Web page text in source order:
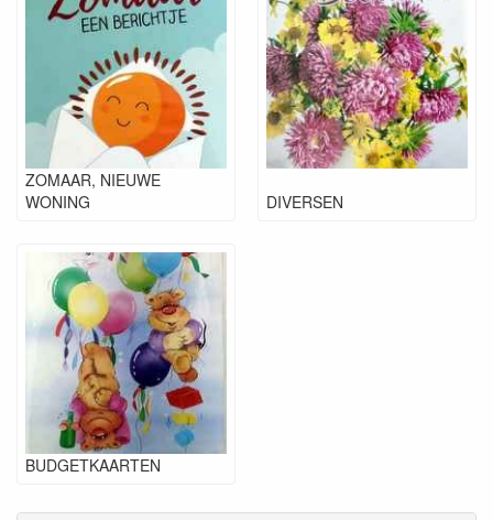
ZOMAAR, NIEUWE
WONING
DIVERSEN
BUDGETKAARTEN